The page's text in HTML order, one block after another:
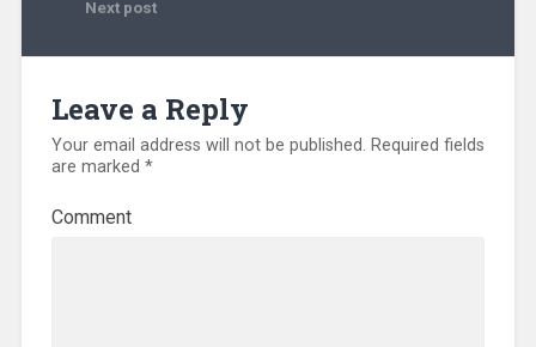
Next post
Leave a Reply
Your email address will not be published. Required fields
are marked *
Comment